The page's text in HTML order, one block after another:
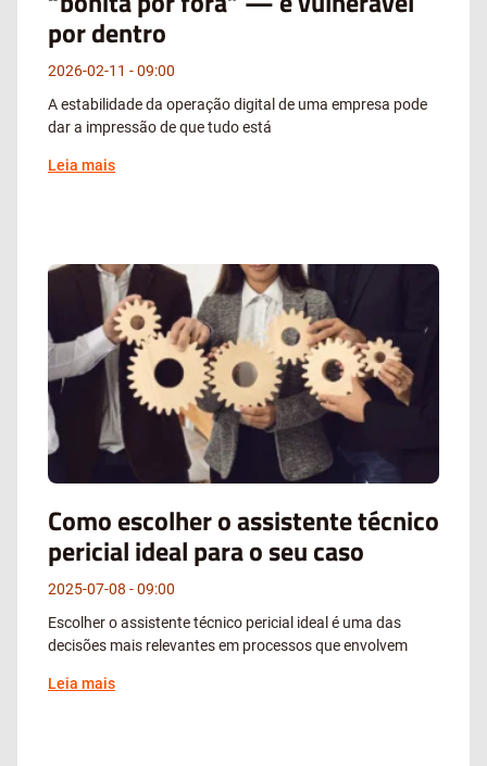
por dentro
2026-02-11
09:00
A estabilidade da operação digital de uma empresa pode
dar a impressão de que tudo está
Leia mais
Como escolher o assistente técnico
pericial ideal para o seu caso
2025-07-08
09:00
Escolher o assistente técnico pericial ideal é uma das
decisões mais relevantes em processos que envolvem
Leia mais